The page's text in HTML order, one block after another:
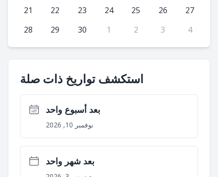
21 22 23 24 25 26
27
28
29 30 1 2 3 4
استكشف تواريخ ذات صلة
بعد أسبوع واحد
نوفمبر 10, 2026
بعد شهر واحد